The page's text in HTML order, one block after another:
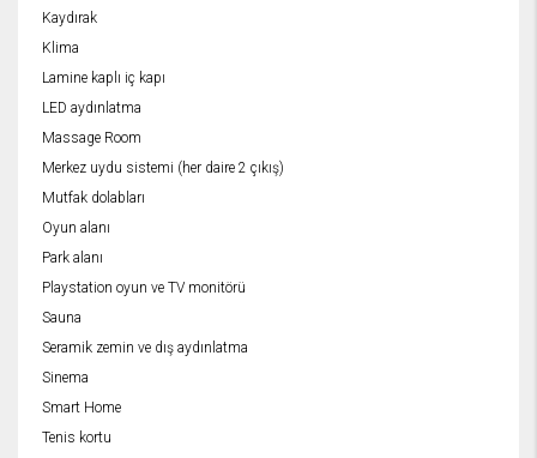
Kaydırak
Klima
Lamine kaplı iç kapı
LED aydınlatma
Massage Room
Merkez uydu sistemi (her daire 2 çıkış)
Mutfak dolabları
Oyun alanı
Park alanı
Playstation oyun ve TV monitörü
Sauna
Seramik zemin ve dış aydınlatma
Sinema
Smart Home
Tenis kortu